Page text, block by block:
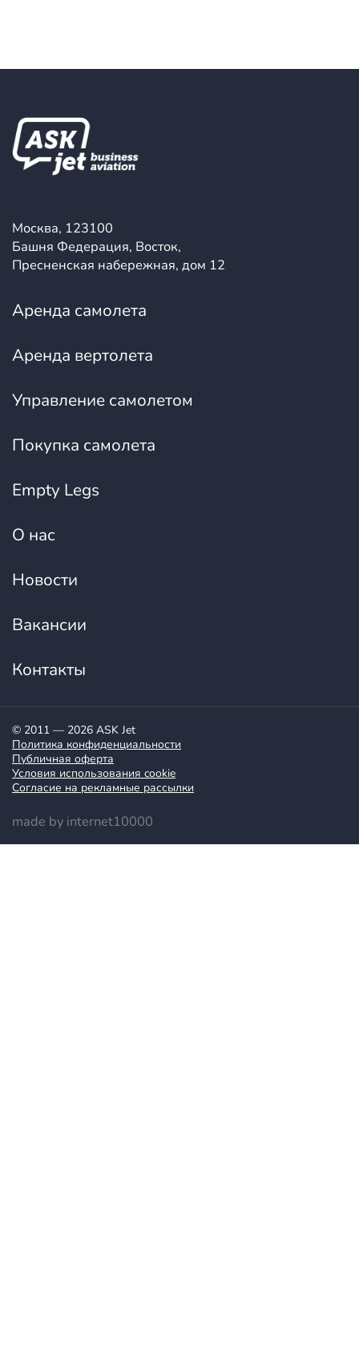
Москва, 123100
Башня Федерация, Восток,
Пресненская набережная, дом 12
Аренда самолета
Аренда вертолета
Управление самолетом
Покупка самолета
Empty Legs
О нас
Новости
Вакансии
Контакты
© 2011 — 2026 ASK Jet
Политика конфиденциальности
Публичная оферта
Условия использования cookie
Согласие на рекламные рассылки
made by internet10000